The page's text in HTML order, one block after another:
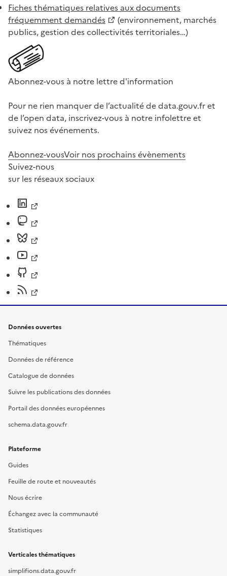
Fiches thématiques relatives aux documents
fréquemment demandés
(environnement, marchés
publics, gestion des collectivités territoriales…)
Abonnez-vous à notre lettre d'information
Pour ne rien manquer de l’actualité de data.gouv.fr et
de l’open data, inscrivez-vous à notre infolettre et
suivez nos événements.
Abonnez-vousVoir nos prochains évènements
Suivez-nous
sur les réseaux sociaux
Données ouvertes
Thématiques
Données de référence
Catalogue de données
Suivre les publications des données
Portail des données européennes
schema.data.gouv.fr
Plateforme
Guides
Feuille de route et nouveautés
Nous écrire
Échangez avec la communauté
Statistiques
Verticales thématiques
simplifions.data.gouv.fr